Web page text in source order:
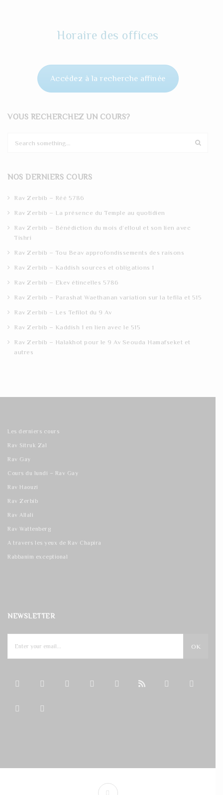
Horaire des offices
Accédez à la recherche affinée
VOUS RECHERCHEZ UN COURS?
c
NOS DERNIERS COURS
Rav Zerbib – Réé 5786
Rav Zerbib – La présence du Temple au quotidien
Rav Zerbib – Bénédiction du mois d’elloul et son lien avec
Tishri
Rav Zerbib – Tou Beav approfondissements des raisons
Rav Zerbib – Kaddish sources et obligations 1
Rav Zerbib – Ekev étincelles 5786
Rav Zerbib – Parashat Waethanan variation sur la tefila et 515
Rav Zerbib – Les Tefilot du 9 Av
Rav Zerbib – Kaddish 1 en lien avec le 515
Rav Zerbib – Halakhot pour le 9 Av Seouda Hamafseket et
autres
Les derniers cours
Rav Sitruk Zal
Rav Gay
Cours du lundi – Rav Gay
Rav Haouzi
Rav Zerbib
Rav Allali
Rav Wattenberg
A travers les yeux de Rav Chapira
Rabbanim exceptional
NEWSLETTER
OK